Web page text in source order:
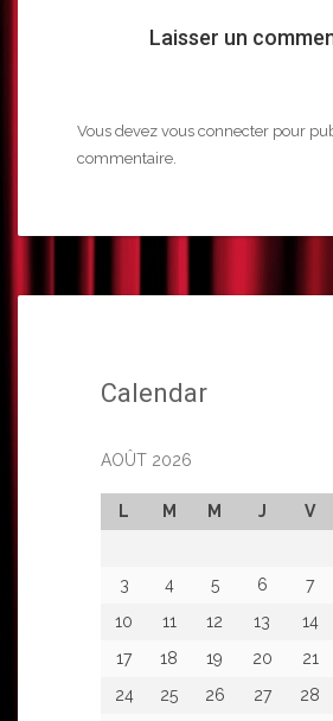
Laisser un
Vous devez vous connecter pour
commentaire.
Calendar
AOÛT 2026
L M M J V
3
4 5 6 7
10
11 12 13 14
17
18 19 20 21
24
25 26 27 28